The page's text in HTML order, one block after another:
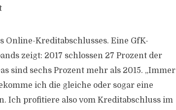
Kreditabschlusses. Eine GfK-
zeigt: 2017 schlossen 27 Prozent der
sind sechs Prozent mehr als 2015. „Immer
ich die gleiche oder sogar eine
Ich profitiere also vom Kreditabschluss im